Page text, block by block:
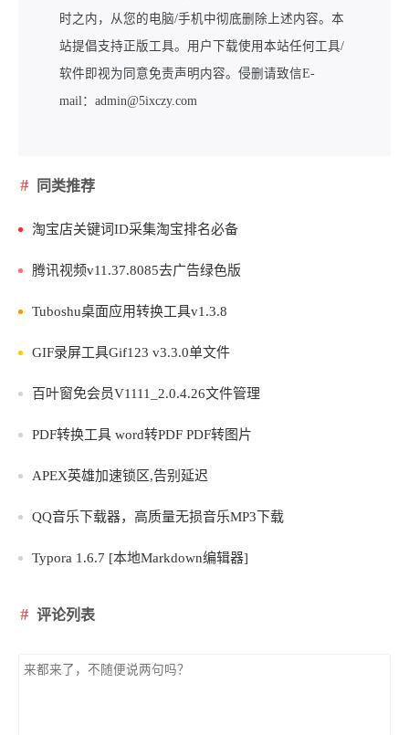
时之内，从您的电脑/手机中彻底删除上述内容。本
站提倡支持正版工具。用户下载使用本站任何工具/
软件即视为同意免责声明内容。侵删请致信E-
mail：admin@5ixczy.com
同类推荐
淘宝店关键词ID采集淘宝排名必备
腾讯视频v11.37.8085去广告绿色版
Tuboshu桌面应用转换工具v1.3.8
GIF录屏工具Gif123 v3.3.0单文件
百叶窗免会员V1111_2.0.4.26文件管理
PDF转换工具 word转PDF PDF转图片
APEX英雄加速锁区,告别延迟
QQ音乐下载器，高质量无损音乐MP3下载
Typora 1.6.7 [本地Markdown编辑器]
评论列表